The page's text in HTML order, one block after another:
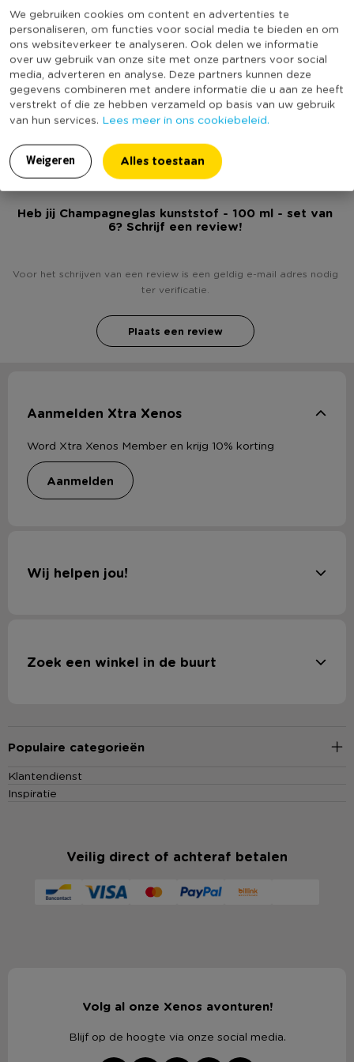
We gebruiken cookies om content en advertenties te
personaliseren, om functies voor social media te bieden en om
ons websiteverkeer te analyseren. Ook delen we informatie
over uw gebruik van onze site met onze partners voor social
media, adverteren en analyse. Deze partners kunnen deze
gegevens combineren met andere informatie die u aan ze heeft
verstrekt of die ze hebben verzameld op basis van uw gebruik
van hun services. Lees meer in ons cookiebeleid.
Weigeren Alles toestaan
transparant. Het glas is gemaakt van kunststof.
* Champagneglas
* Set van 6
* Gemaakt van kunststof
Specificaties
Artikelnummer
049197
Online Only
Nee
Duurzaamheidsscore
(Nog) geen score
Heb jij Champagneglas kunststof - 100 ml - set van
6? Schrijf een review!
Voor het schrijven van een review is een geldig e-mail adres nodig
ter verificatie.
Plaats een review
Aanmelden Xtra Xenos
Word Xtra Xenos Member en krijg 10% korting
aanmelden
Wij helpen jou!
Zoek een winkel in de buurt
Populaire categorieën
Klantendienst
Inspiratie
Veilig direct of achteraf betalen
Volg al onze Xenos avonturen!
Blijf op de hoogte via onze social media.